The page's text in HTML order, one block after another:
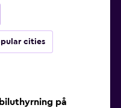
cities
på